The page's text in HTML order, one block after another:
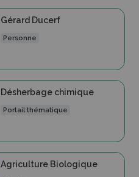
Gérard Ducerf
Personne
Désherbage chimique
Portail thématique
Agriculture Biologique